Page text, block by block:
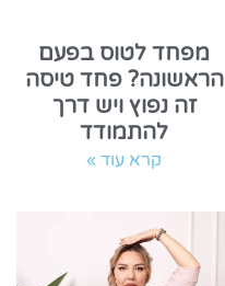
מפחד לטוס בפעם
הראשונה? פחד טיסה
זה נפוץ ויש דרך
להתמודד
קרא עוד »